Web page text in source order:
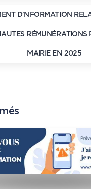
D'NFORMATION
RÉMUNÉRATIONS
MAIRIE EN 2025